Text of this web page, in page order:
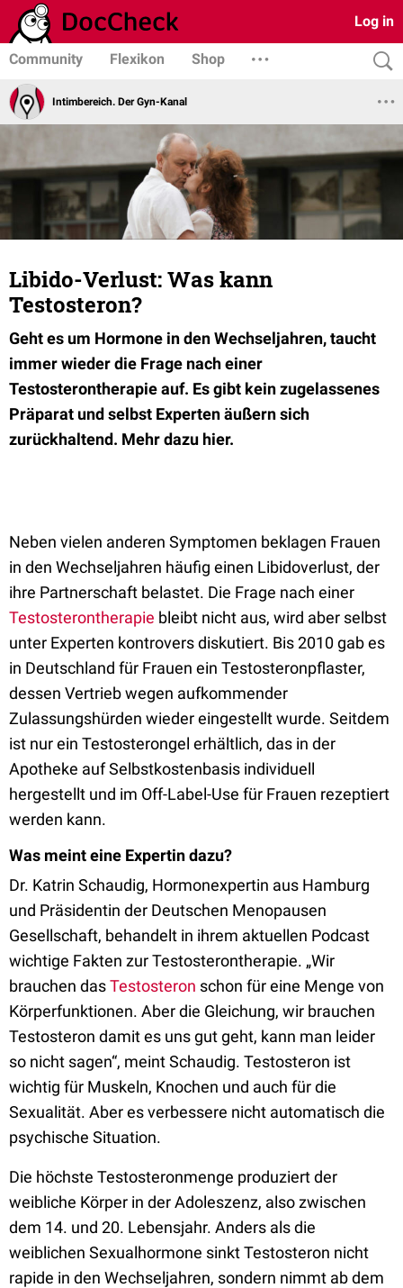
Log in
Community Flexikon Shop
Intimbereich. Der Gyn-Kanal
Libido-Verlust: Was kann
Testosteron?
Geht es um Hormone in den Wechseljahren, taucht
immer wieder die Frage nach einer
Testosterontherapie auf. Es gibt kein zugelassenes
Präparat und selbst Experten äußern sich
zurückhaltend. Mehr dazu hier.
Neben vielen anderen Symptomen beklagen Frauen
in den Wechseljahren häufig einen Libidoverlust, der
ihre Partnerschaft belastet. Die Frage nach einer
Testosterontherapie bleibt nicht aus, wird aber selbst
unter Experten kontrovers diskutiert. Bis 2010 gab es
in Deutschland für Frauen ein Testosteronpflaster,
dessen Vertrieb wegen aufkommender
Zulassungshürden wieder eingestellt wurde. Seitdem
ist nur ein Testosterongel erhältlich, das in der
Apotheke auf Selbstkostenbasis individuell
hergestellt und im Off-Label-Use für Frauen rezeptiert
werden kann.
Was meint eine Expertin dazu?
Dr. Katrin Schaudig, Hormonexpertin aus Hamburg
und Präsidentin der Deutschen Menopausen
Gesellschaft, behandelt in ihrem aktuellen Podcast
wichtige Fakten zur Testosterontherapie. „Wir
brauchen dasTestosteron schon für eine Menge von
Körperfunktionen. Aber die Gleichung, wir brauchen
Testosteron damit es uns gut geht, kann man leider
so nicht sagen“, meint Schaudig. Testosteron ist
wichtig für Muskeln, Knochen und auch für die
Sexualität. Aber es verbessere nicht automatisch die
psychische Situation.
Die höchste Testosteronmenge produziert der
weibliche Körper in der Adoleszenz, also zwischen
dem 14. und 20. Lebensjahr. Anders als die
weiblichen Sexualhormone sinkt Testosteron nicht
rapide in den Wechseljahren, sondern nimmt ab dem